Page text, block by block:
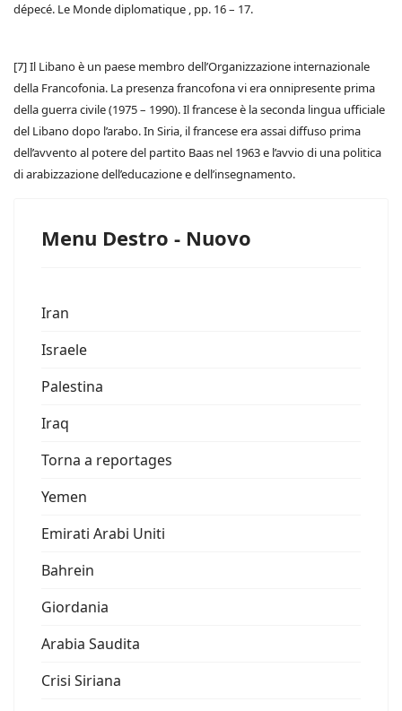
dépecé. Le Monde diplomatique , pp. 16 – 17.
[7] Il Libano è un paese membro dell’Organizzazione internazionale
della Francofonia. La presenza francofona vi era onnipresente prima
della guerra civile (1975 – 1990). Il francese è la seconda lingua ufficiale
del Libano dopo l’arabo. In Siria, il francese era assai diffuso prima
dell’avvento al potere del partito Baas nel 1963 e l’avvio di una politica
di arabizzazione dell’educazione e dell’insegnamento.
Menu Destro - Nuovo
Iran
Israele
Palestina
Iraq
Torna a reportages
Yemen
Emirati Arabi Uniti
Bahrein
Giordania
Arabia Saudita
Crisi Siriana